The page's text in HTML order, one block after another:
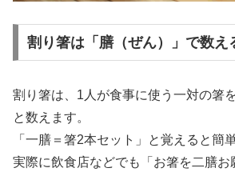
割り箸は「膳（ぜん）」で数え
割り箸は、1人が食事に使う一対の箸
と数えます。
「一膳＝箸2本セット」と覚えると簡
実際に飲食店などでも「お箸を二膳お